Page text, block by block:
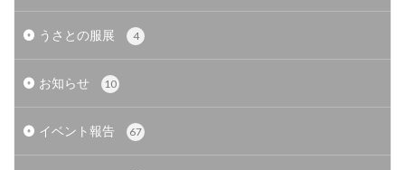
うさとの服展 4
お知らせ 10
イベント報告 67